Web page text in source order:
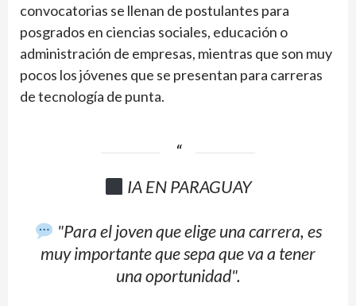
convocatorias se llenan de postulantes para
posgrados en ciencias sociales, educación o
administración de empresas, mientras que son muy
pocos los jóvenes que se presentan para carreras
de tecnología de punta.
IA EN PARAGUAY
"Para el joven que elige una carrera, es
muy importante que sepa que va a tener
una oportunidad".